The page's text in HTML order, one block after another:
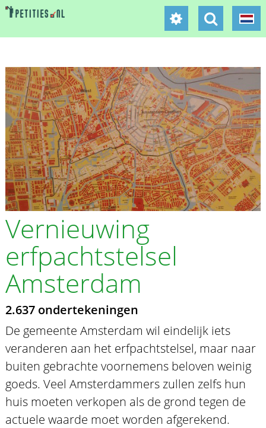
Vernieuwing
erfpachtstelsel
Amsterdam
2.637 ondertekeningen
De gemeente Amsterdam wil eindelijk iets
veranderen aan het erfpachtstelsel, maar naar
buiten gebrachte voornemens beloven weinig
goeds. Veel Amsterdammers zullen zelfs hun
huis moeten verkopen als de grond tegen de
actuele waarde moet worden afgerekend.